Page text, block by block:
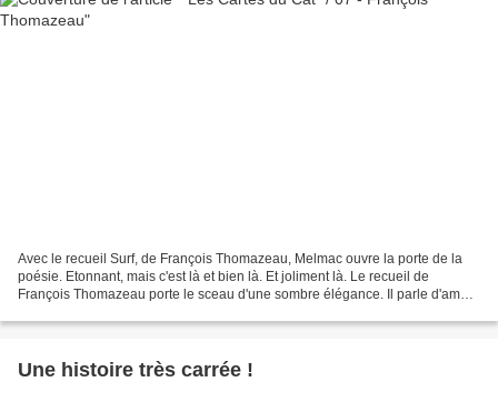
Avec le recueil Surf, de François Thomazeau, Melmac ouvre la porte de la
poésie. Etonnant, mais c'est là et bien là. Et joliment là. Le recueil de
François Thomazeau porte le sceau d'une sombre élégance. Il parle d'amour
Une histoire très carrée !